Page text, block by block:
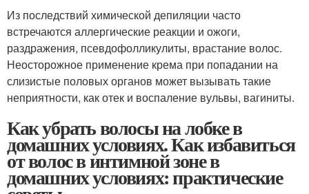
Из последствий химической депиляции часто
встречаются аллергические реакции и ожоги,
раздражения, псевдофолликулиты, врастание волос.
Неосторожное применение крема при попадании на
слизистые половых органов может вызывать такие
неприятности, как отек и воспаление вульвы, вагиниты.
Как убрать волосы на лобке в
домашних условиях. Как избавиться
от волос в интимной зоне в
домашних условиях: практические